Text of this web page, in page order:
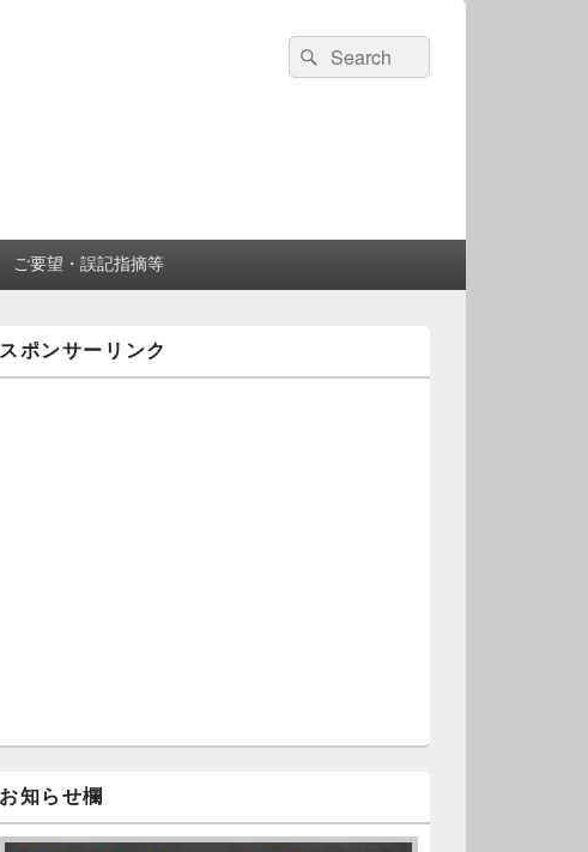
検
索:
検
索
ご要望・誤記指摘等
スポンサーリンク
お知らせ欄